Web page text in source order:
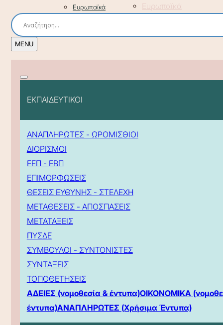
Ευρωπαϊκά
Ευρωπαϊκά
ΕΚΠΑΙΔΕΥΤΙΚΟΙ
ΑΝΑΠΛΗΡΩΤΕΣ - ΩΡΟΜΙΣΘΙΟΙ
ΔΙΟΡΙΣΜΟΙ
ΕΕΠ - ΕΒΠ
ΕΠΙΜΟΡΦΩΣΕΙΣ
ΘΕΣΕΙΣ ΕΥΘΥΝΗΣ - ΣΤΕΛΕΧΗ
ΜΕΤΑΘΕΣΕΙΣ - ΑΠΟΣΠΑΣΕΙΣ
ΜΕΤΑΤΑΞΕΙΣ
ΠΥΣΔΕ
ΣΥΜΒΟΥΛΟΙ - ΣΥΝΤΟΝΙΣΤΕΣ
ΣΥΝΤΑΞΕΙΣ
ΤΟΠΟΘΕΤΗΣΕΙΣ
ΑΔΕΙΕΣ (νομοθεσία & έντυπα)ΟΙΚΟΝΟΜΙΚΑ
έντυπα)ΑΝΑΠΛΗΡΩΤΕΣ (Χρήσιμα Έντυπα)